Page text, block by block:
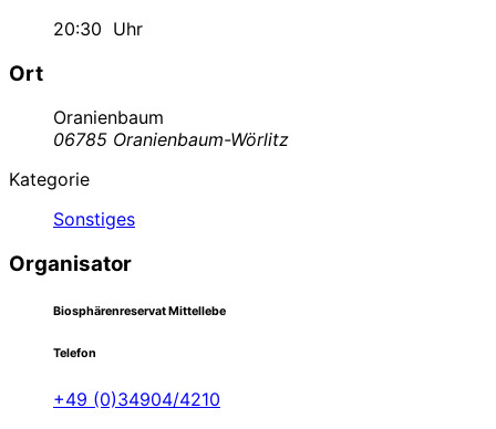
20:30 Uhr
Ort
Oranienbaum
06785 Oranienbaum-Wörlitz
Kategorie
Sonstiges
Organisator
Biosphärenreservat Mittellebe
Telefon
+49 (0)34904/4210